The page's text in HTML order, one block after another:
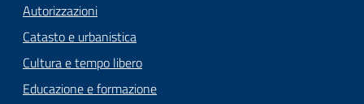
Autorizzazioni
Catasto e urbanistica
Cultura e tempo libero
Educazione e formazione